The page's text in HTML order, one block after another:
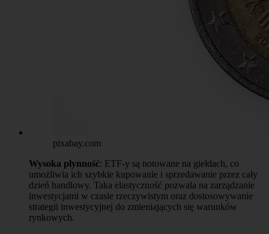
pixabay.com
Wysoka płynność: ETF-y są notowane na giełdach, co
umożliwia ich szybkie kupowanie i sprzedawanie przez cały
dzień handlowy. Taka elastyczność pozwala na zarządzanie
inwestycjami w czasie rzeczywistym oraz dostosowywanie
strategii inwestycyjnej do zmieniających się warunków
rynkowych.